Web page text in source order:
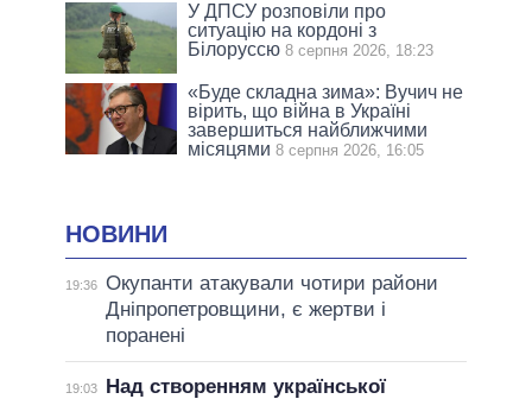
У ДПСУ розповіли про
ситуацію на кордоні з
Білоруссю 8 серпня 2026, 18:23
«Буде складна зима»: Вучич не
вірить, що війна в Україні
завершиться найближчими
місяцями 8 серпня 2026, 16:05
НОВИНИ
19:36 Окупанти атакували чотири райони
Дніпропетровщини, є жертви і
поранені
19:03
Над створенням української